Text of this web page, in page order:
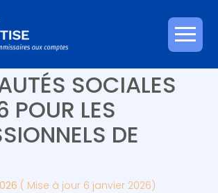
une activité
entreprise
patrimoine
humaines
SOCIALES
POUR LES
DE
( Mise à jour 6 janvier 2026)